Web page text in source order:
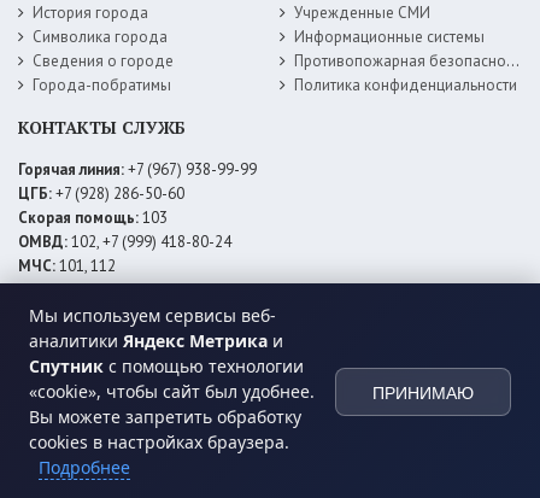
Мы используем сервисы веб-
аналитики Яндекс Метрика и
Спутник с помощью технологии
«cookie», чтобы сайт был удобнее.
Вы можете запретить обработку
cookies в настройках браузера.
Подробнее
ПРИНИМАЮ
История города
Символика города
Сведения о городе
Города-побратимы
Учрежденные СМИ
Информационные системы
Противопожарная безопасность
Политика конфиденциальности
КОНТАКТЫ СЛУЖБ
Горячая линия:+7 (967) 938-99-99
ЦГБ:+7 (928) 286-50-60
Скорая помощь:103
ОМВД:102, +7 (999) 418-80-24
МЧС:101, 112
ЕДДС:+7 (928) 576-09-83
Электросети:+7 (800) 220-02-20
Даггаз:+7 (928) 980-64-04
Горводоснаб: +7 (928) 559-59-74
Теплоснаб: +7 (928) 873-27-09
МФЦ:+7 (938) 777-82-44
© 2026 Администрация